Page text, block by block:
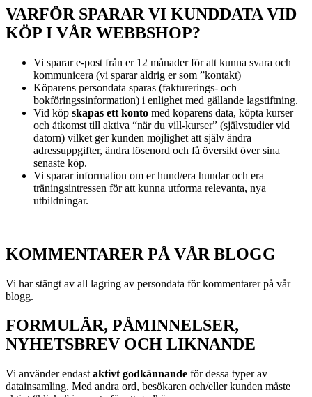
VARFÖR SPARAR VI KUNDDATA VID
KÖP I VÅR WEBBSHOP?
Vi sparar e-post från er 12 månader för att kunna svara och
kommunicera (vi sparar aldrig er som ”kontakt)
Köparens persondata sparas (fakturerings- och
bokföringssinformation) i enlighet med gällande lagstiftning.
Vid köp skapas ett konto med köparens data, köpta kurser
och åtkomst till aktiva “när du vill-kurser” (självstudier vid
datorn) vilket ger kunden möjlighet att själv ändra
adressuppgifter, ändra lösenord och få översikt över sina
senaste köp.
Vi sparar information om er hund/era hundar och era
träningsintressen för att kunna utforma relevanta, nya
utbildningar.
KOMMENTARER PÅ VÅR BLOGG
Vi har stängt av all lagring av persondata för kommentarer på vår
blogg.
FORMULÄR, PÅMINNELSER,
NYHETSBREV OCH LIKNANDE
Vi använder endast aktivt godkännande för dessa typer av
datainsamling. Med andra ord, besökaren och/eller kunden måste